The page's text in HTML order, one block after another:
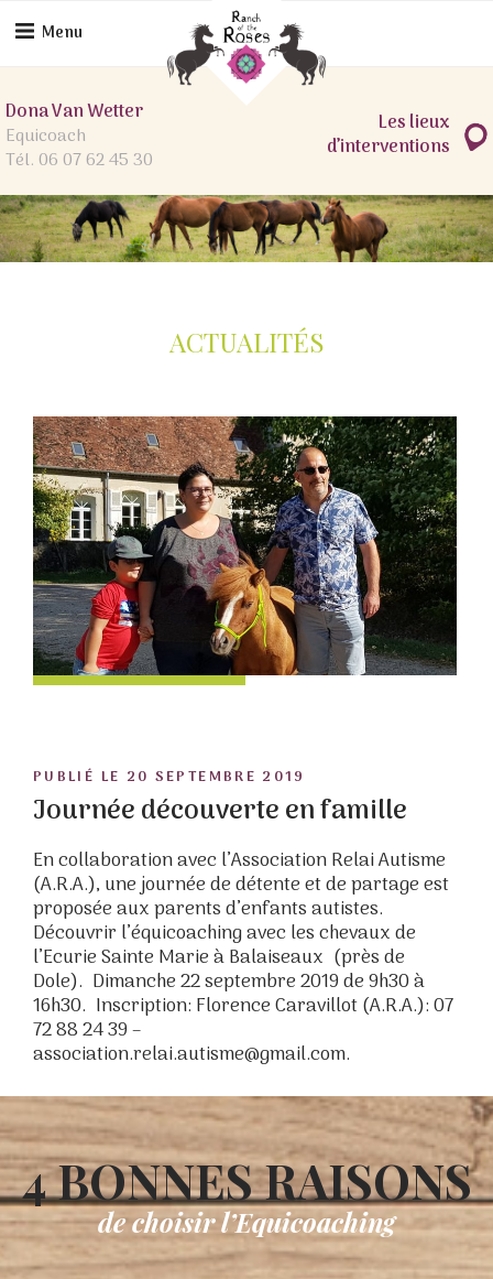
Menu
Dona Van Wetter
Equicoach
Tél. 06 07 62 45 30
Les lieux
d’interventions
ACTUALITÉS
PUBLIÉ LE POSTED
ON
20 SEPTEMBRE 2019
Journée découverte en famille
En collaboration avec l’Association Relai Autisme
(A.R.A.), une journée de détente et de partage est
proposée aux parents d’enfants autistes.
Découvrir l’équicoaching avec les chevaux de
l’Ecurie Sainte Marie à Balaiseaux (près de
Dole). Dimanche 22 septembre 2019 de 9h30 à
16h30. Inscription: Florence Caravillot (A.R.A.): 07
72 88 24 39 –
association.relai.autisme@gmail.com.
4 BONNES RAISONS
de choisir l’Equicoaching